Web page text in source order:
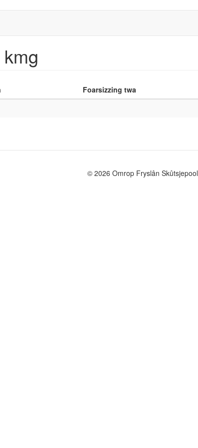
Foarsizzing twa
© 2026 Omrop Fryslân Skûtsjepool